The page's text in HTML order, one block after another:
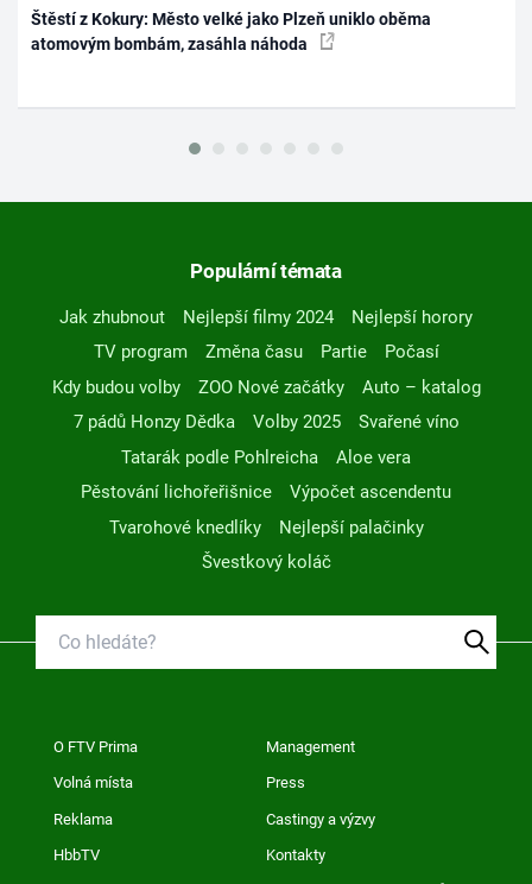
Štěstí z Kokury: Město velké jako Plzeň uniklo oběma
atomovým bombám, zasáhla náhoda
Populární témata
Jak zhubnout Nejlepší filmy 2024
Nejlepší horory
TV program
Změna času Partie
Počasí
Kdy budou volby
ZOO Nové začátky
Auto – katalog
7 pádů Honzy Dědka
Volby 2025
Svařené víno
Tatarák podle Pohlreicha
Aloe vera
Pěstování lichořeřišnice
Výpočet ascendentu
Tvarohové knedlíky
Nejlepší palačinky
Švestkový koláč
O FTV Prima Management
Volná místa Press
Reklama Castingy a výzvy
HbbTV Kontakty